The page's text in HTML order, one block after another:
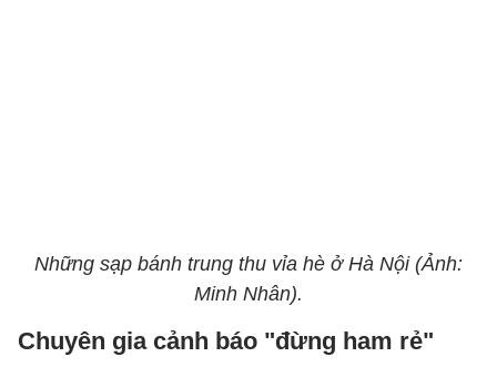
Những sạp bánh trung thu vỉa hè ở Hà Nội (Ảnh:
Minh Nhân).
Chuyên gia cảnh báo "đừng ham rẻ"